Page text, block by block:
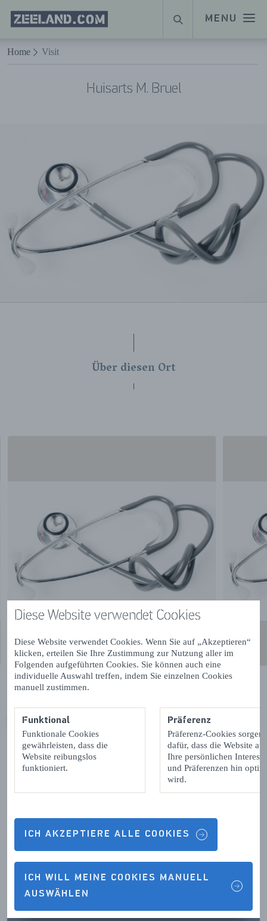
Diese Website verwendet Cookies
Diese Website verwendet Cookies. Wenn Sie auf „Akzeptieren“
klicken, erteilen Sie Ihre Zustimmung zur Nutzung aller im
Folgenden aufgeführten Cookies. Sie können auch eine
individuelle Auswahl treffen, indem Sie einzelnen Cookies
manuell zustimmen.
Funktional
Funktionale Cookies
gewährleisten, dass die
Website reibungslos
funktioniert.
Präferenz
Präferenz-Cookies sorgen
dafür, dass die Website auf
Ihre persönlichen
und Präferenzen hin
wird.
ICH AKZEPTIERE ALLE COOKIES
ICH WILL MEINE COOKIES MANUELL
AUSWÄHLEN
Naar hoofdinhoud
MENU
Homepage
Zeeland.com
SUCHE
Home Visit
Huisarts M. Bruel
Über diesen Ort
ÖFFNUNGSZEITEN
KONTAKTDETAILS